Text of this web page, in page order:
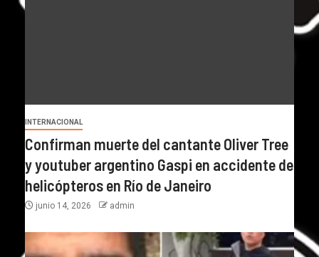
INTERNACIONAL
Confirman muerte del cantante Oliver Tree
y youtuber argentino Gaspi en accidente de
helicópteros en Río de Janeiro
junio 14, 2026 admin